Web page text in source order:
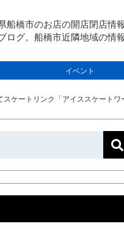
船橋市のお店の開店閉店情
ログ。船橋市近隣地域の情
イベント
ケートリンク「アイススケートワ